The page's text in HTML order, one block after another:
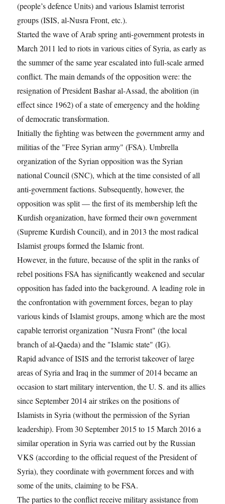
(people’s defence Units) and various Islamist terrorist
groups (ISIS, al-Nusra Front, etc.).
Started the wave of Arab spring anti-government protests in
March 2011 led to riots in various cities of Syria, as early as
the summer of the same year escalated into full-scale armed
conflict. The main demands of the opposition were: the
resignation of President Bashar al-Assad, the abolition (in
effect since 1962) of a state of emergency and the holding
of democratic transformation.
Initially the fighting was between the government army and
militias of the "Free Syrian army" (FSA). Umbrella
organization of the Syrian opposition was the Syrian
national Council (SNC), which at the time consisted of all
anti-government factions. Subsequently, however, the
opposition was split — the first of its membership left the
Kurdish organization, have formed their own government
(Supreme Kurdish Council), and in 2013 the most radical
Islamist groups formed the Islamic front.
However, in the future, because of the split in the ranks of
rebel positions FSA has significantly weakened and secular
opposition has faded into the background. A leading role in
the confrontation with government forces, began to play
various kinds of Islamist groups, among which are the most
capable terrorist organization "Nusra Front" (the local
branch of al-Qaeda) and the "Islamic state" (IG).
Rapid advance of ISIS and the terrorist takeover of large
areas of Syria and Iraq in the summer of 2014 became an
occasion to start military intervention, the U. S. and its allies
since September 2014 air strikes on the positions of
Islamists in Syria (without the permission of the Syrian
leadership). From 30 September 2015 to 15 March 2016 a
similar operation in Syria was carried out by the Russian
VKS (according to the official request of the President of
Syria), they coordinate with government forces and with
some of the units, claiming to be FSA.
The parties to the conflict receive military assistance from